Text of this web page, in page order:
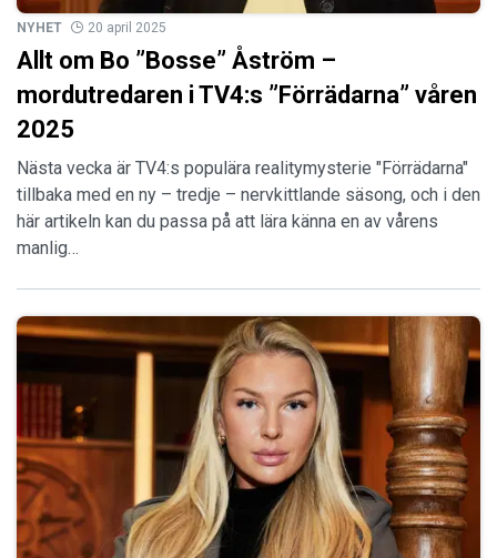
NYHET 20 april 2025
Allt om Bo ”Bosse” Åström –
mordutredaren i TV4:s ”Förrädarna” våren
2025
Nästa vecka är TV4:s populära realitymysterie "Förrädarna"
tillbaka med en ny – tredje – nervkittlande säsong, och i den
här artikeln kan du passa på att lära känna en av vårens
manlig…